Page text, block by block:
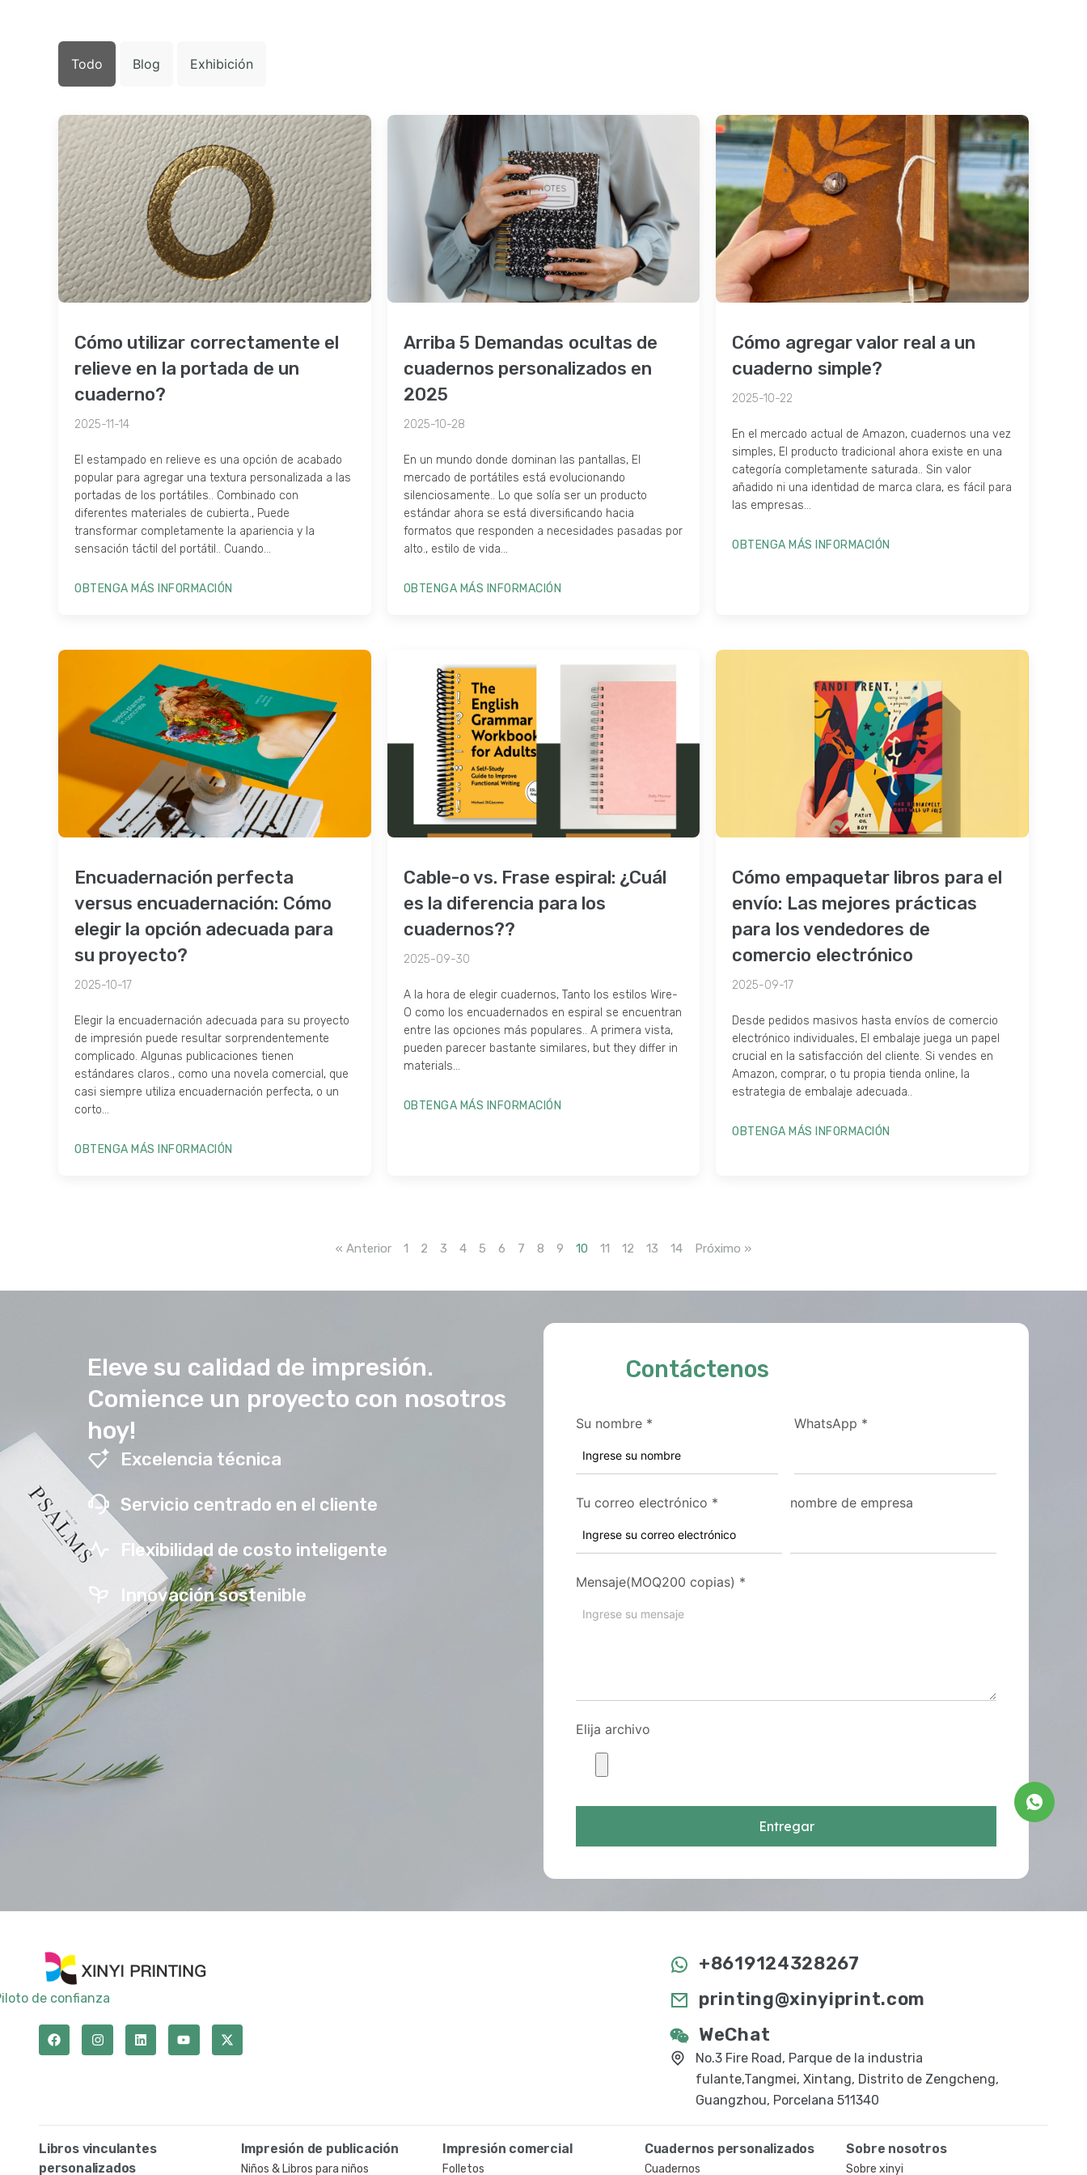
Todo Blog Exhibición
Cómo utilizar correctamente el
relieve en la portada de un
cuaderno?
2025-11-14
El estampado en relieve es una opción de acabado
popular para agregar una textura personalizada a las
portadas de los portátiles.. Combinado con
diferentes materiales de cubierta., Puede
transformar completamente la apariencia y la
sensación táctil del portátil.. Cuando...
OBTENGA MÁS INFORMACIÓN
Arriba 5 Demandas ocultas de
cuadernos personalizados en
2025
2025-10-28
En un mundo donde dominan las pantallas, El
mercado de portátiles está evolucionando
silenciosamente.. Lo que solía ser un producto
estándar ahora se está diversificando hacia
formatos que responden a necesidades pasadas por
alto., estilo de vida...
OBTENGA MÁS INFORMACIÓN
Cómo agregar valor real a un
cuaderno simple?
2025-10-22
En el mercado actual de Amazon, cuadernos una vez
simples, El producto tradicional ahora existe en una
categoría completamente saturada.. Sin valor
añadido ni una identidad de marca clara, es fácil para
las empresas...
OBTENGA MÁS INFORMACIÓN
Encuadernación perfecta
versus encuadernación: Cómo
elegir la opción adecuada para
su proyecto?
2025-10-17
Elegir la encuadernación adecuada para su proyecto
de impresión puede resultar sorprendentemente
complicado. Algunas publicaciones tienen
estándares claros., como una novela comercial, que
casi siempre utiliza encuadernación perfecta, o un
corto...
OBTENGA MÁS INFORMACIÓN
Cable-o vs. Frase espiral: ¿Cuál
es la diferencia para los
cuadernos??
2025-09-30
A la hora de elegir cuadernos, Tanto los estilos Wire-
O como los encuadernados en espiral se encuentran
entre las opciones más populares.. A primera vista,
pueden parecer bastante similares, but they differ in
materials...
OBTENGA MÁS INFORMACIÓN
Cómo empaquetar libros para el
envío: Las mejores prácticas
para los vendedores de
comercio electrónico
2025-09-17
Desde pedidos masivos hasta envíos de comercio
electrónico individuales, El embalaje juega un papel
crucial en la satisfacción del cliente. Si vendes en
Amazon, comprar, o tu propia tienda online, la
estrategia de embalaje adecuada..
OBTENGA MÁS INFORMACIÓN
« Anterior 1 2 3 4 5 6 7 8 9 10 11 12 13 14 Próximo »
Eleve su calidad de impresión.
Comience un proyecto con nosotros
hoy!
Excelencia técnica
Servicio centrado en el cliente
Flexibilidad de costo inteligente
Innovación sostenible
Contáctenos
Su nombre * WhatsApp *
Tu correo electrónico * nombre de empresa
Mensaje(MOQ200 copias) *
Elija archivo
Entregar
de confianza
+8619124328267
printing@xinyiprint.com
WeChat
No.3 Fire Road, Parque de la industria
fulante,Tangmei, Xintang, Distrito de Zengcheng,
Guangzhou, Porcelana 511340
Libros vinculantes
personalizados
Impresión de publicación
Niños & Libros para niños
Impresión comercial
Folletos
Cuadernos personalizados
Cuadernos
Sobre nosotros
Sobre xinyi